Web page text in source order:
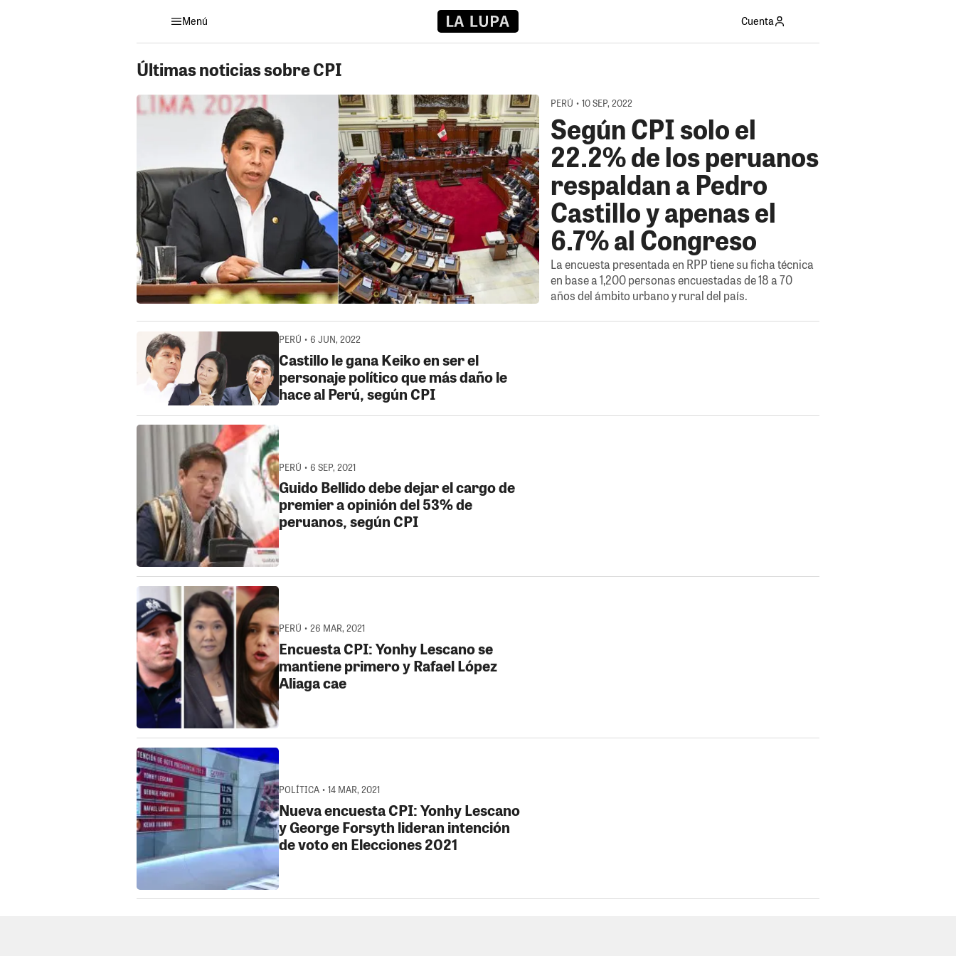
Menú Cuenta
Últimas noticias sobre CPI
PERÚ • 10 SEP, 2022
Según CPI solo el
22.2% de los peruanos
respaldan a Pedro
Castillo y apenas el
6.7% al Congreso
La encuesta presentada en RPP tiene su ficha técnica
en base a 1,200 personas encuestadas de 18 a 70
años del ámbito urbano y rural del país.
PERÚ • 6 JUN, 2022
Castillo le gana Keiko en ser el
personaje político que más daño le
hace al Perú, según CPI
PERÚ • 6 SEP, 2021
Guido Bellido debe dejar el cargo de
premier a opinión del 53% de
peruanos, según CPI
PERÚ • 26 MAR, 2021
Encuesta CPI: Yonhy Lescano se
mantiene primero y Rafael López
Aliaga cae
POLÍTICA • 14 MAR, 2021
Nueva encuesta CPI: Yonhy Lescano
y George Forsyth lideran intención
de voto en Elecciones 2021